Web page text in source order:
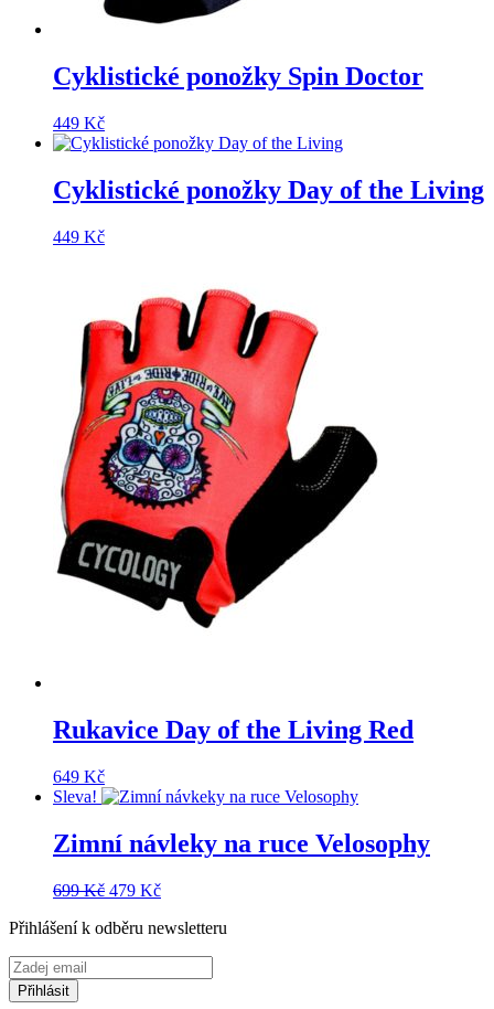
Cyklistické ponožky Spin Doctor
449 Kč
Cyklistické ponožky Day of the Living
449 Kč
Rukavice Day of the Living Red
649 Kč
Sleva!
Zimní návleky na ruce Velosophy
699Kč Původní
byla:
479 KčAktuální
je:
Přihlášení k odběru newsletteru